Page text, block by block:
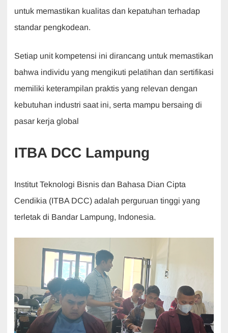
untuk memastikan kualitas dan kepatuhan terhadap
standar pengkodean.
Setiap unit kompetensi ini dirancang untuk memastikan
bahwa individu yang mengikuti pelatihan dan sertifikasi
memiliki keterampilan praktis yang relevan dengan
kebutuhan industri saat ini, serta mampu bersaing di
pasar kerja global
ITBA DCC Lampung
Institut Teknologi Bisnis dan Bahasa Dian Cipta
Cendikia (ITBA DCC) adalah perguruan tinggi yang
terletak di Bandar Lampung, Indonesia.